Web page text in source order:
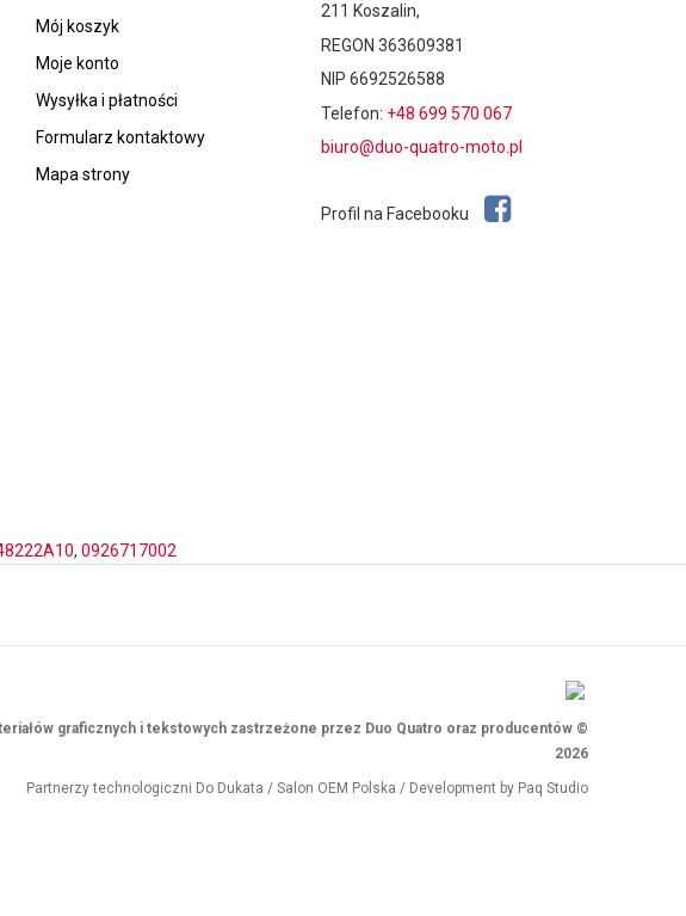
Mój koszyk
Moje konto
Wysyłka i płatności
Formularz kontaktowy
Mapa strony
211 Koszalin,
REGON 363609381
NIP 6692526588
Telefon: +48 699 570 067
biuro@duo-quatro-moto.pl
Profil na Facebooku
, 0926717002
graficznych i tekstowych zastrzeżone przez Duo Quatro oraz producentów ©
2026
Partnerzy technologiczni Do Dukata / Salon OEM Polska / Development by Paq Studio